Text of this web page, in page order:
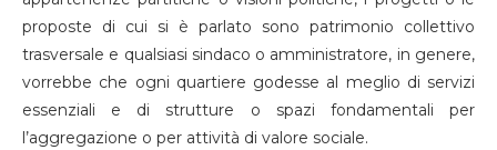
proposte di cui si è parlato sono patrimonio collettivo
trasversale e qualsiasi sindaco o amministratore, in genere,
vorrebbe che ogni quartiere godesse al meglio di servizi
essenziali e di strutture o spazi fondamentali per
l’aggregazione o per attività di valore sociale.